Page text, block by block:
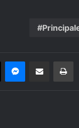
Messenger
Share via Email